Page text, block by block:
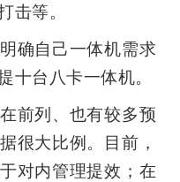
击等。
确自己一体机需求
十台八卡一体机。
前列、也有较多预
很大比例。目前，
对内管理提效；在